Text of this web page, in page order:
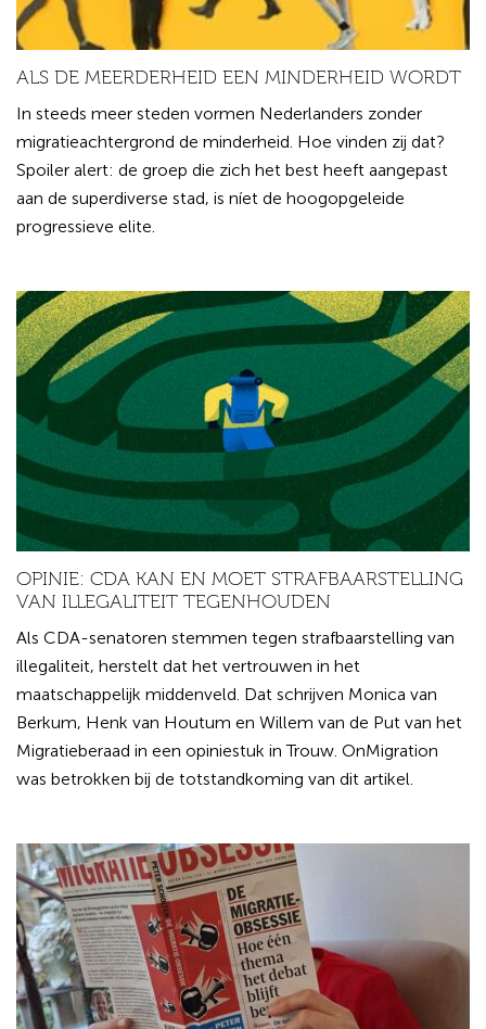
ALS DE MEERDERHEID EEN MINDERHEID WORDT
In steeds meer steden vormen Nederlanders zonder
migratieachtergrond de minderheid. Hoe vinden zij dat?
Spoiler alert: de groep die zich het best heeft aangepast
aan de superdiverse stad, is níet de hoogopgeleide
progressieve elite.
OPINIE: CDA KAN EN MOET STRAFBAARSTELLING
VAN ILLEGALITEIT TEGENHOUDEN
Als CDA-senatoren stemmen tegen strafbaarstelling van
illegaliteit, herstelt dat het vertrouwen in het
maatschappelijk middenveld. Dat schrijven Monica van
Berkum, Henk van Houtum en Willem van de Put van het
Migratieberaad in een opiniestuk in Trouw. OnMigration
was betrokken bij de totstandkoming van dit artikel.